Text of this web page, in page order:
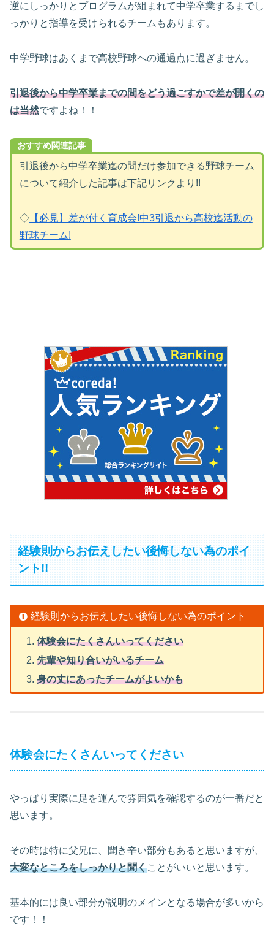
逆にしっかりとプログラムが組まれて中学卒業するまでし
っかりと指導を受けられるチームもあります。
中学野球はあくまで高校野球への通過点に過ぎません。
引退後から中学卒業までの間をどう過ごすかで差が開くの
は当然ですよね！！
おすすめ関連記事
引退後から中学卒業迄の間だけ参加できる野球チーム
について紹介した記事は下記リンクより!!
◇【必見】差が付く育成会!中3引退から高校迄活動の
野球チーム!
経験則からお伝えしたい後悔しない為のポイ
ント!!
経験則からお伝えしたい後悔しない為のポイント
体験会にたくさんいってください
先輩や知り合いがいるチーム
身の丈にあったチームがよいかも
体験会にたくさんいってください
やっぱり実際に足を運んで雰囲気を確認するのが一番だと
思います。
その時は特に父兄に、聞き辛い部分もあると思いますが、
大変なところをしっかりと聞くことがいいと思います。
基本的には良い部分が説明のメインとなる場合が多いから
です！！